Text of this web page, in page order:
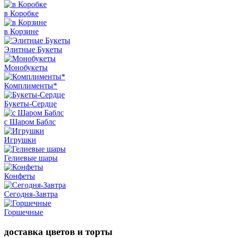
в Коробке
в Корзине
Элитные Букеты
Монобукеты
Комплименты*
Букеты-Сердце
с Шаром Баблс
Игрушки
Гелиевые шары
Конфеты
Сегодня-Завтра
Горшечные
доставка цветов и торты